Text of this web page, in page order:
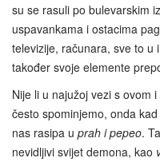
su se rasuli po bulevarskim
uspavankama i ostacima
televizije, računara, sve to u
također svoje elemente
Nije li u najužoj vezi s ovom
često spominjemo, onda
nas rasipa u prah i pepeo.
nevidljivi svijet demona, kao